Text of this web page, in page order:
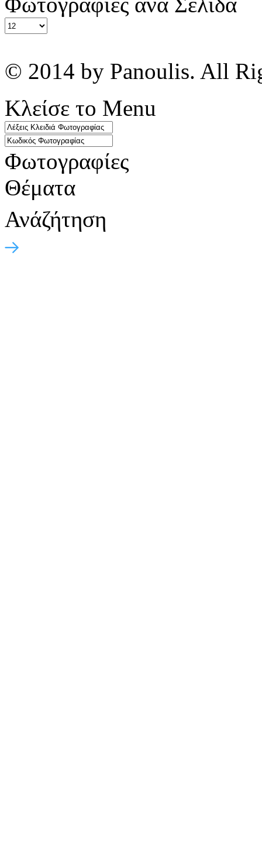
© 2014 by Panoulis. All
Κλείσε το Menu
Φωτογραφίες
Θέματα
Ανάζήτηση